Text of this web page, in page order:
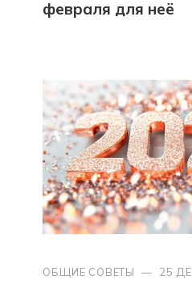
февраля для неё
ОБЩИЕ СОВЕТЫ — 25